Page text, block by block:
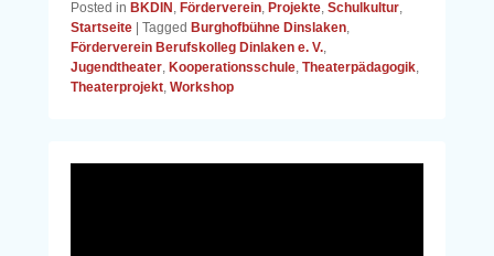
Posted in BKDIN , Förderverein, Projekte, Schulkultur,
Startseite
Tagged Burghofbühne Dinslaken,
Förderverein Berufskolleg Dinlaken e. V.,
Jugendtheater, Kooperationsschule, Theaterpädagogik,
Theaterprojekt, Workshop